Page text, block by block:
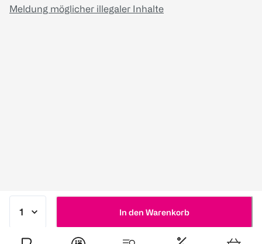
In den Warenkorb
Meldung möglicher illegaler Inhalte